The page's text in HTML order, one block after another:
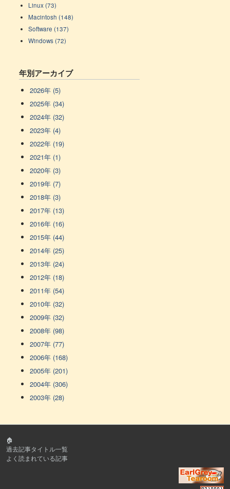
Linux (73)
Macintosh (148)
Software (137)
Windows (72)
年別アーカイブ
2026年 (5)
2025年 (34)
2024年 (32)
2023年 (4)
2022年 (19)
2021年 (1)
2020年 (3)
2019年 (7)
2018年 (3)
2017年 (13)
2016年 (16)
2015年 (44)
2014年 (25)
2013年 (24)
2012年 (18)
2011年 (54)
2010年 (32)
2009年 (32)
2008年 (98)
2007年 (77)
2006年 (168)
2005年 (201)
2004年 (306)
2003年 (28)
🏠
過去記事タイトル一覧
よく読まれている記事